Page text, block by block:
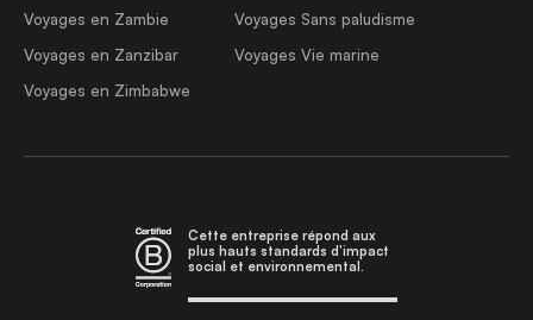
Voyages en Zambie
Voyages en Zanzibar
Voyages en Zimbabwe
Voyages Sans paludisme
Voyages Vie marine
Cette entreprise répond aux
plus hauts standards d'impact
social et environnemental.